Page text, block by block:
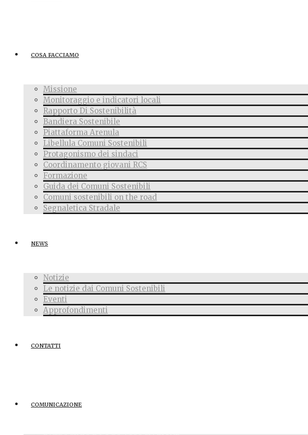
COSA FACCIAMO
Missione
Monitoraggio e indicatori locali
Rapporto Di Sostenibilità
Bandiera Sostenibile
Piattaforma Arenula
Libellula Comuni Sostenibili
Protagonismo dei sindaci
Coordinamento giovani RCS
Formazione
Guida dei Comuni Sostenibili
Comuni sostenibili on the road
Segnaletica Stradale
NEWS
Notizie
Le notizie dai Comuni Sostenibili
Eventi
Approfondimenti
CONTATTI
COMUNICAZIONE